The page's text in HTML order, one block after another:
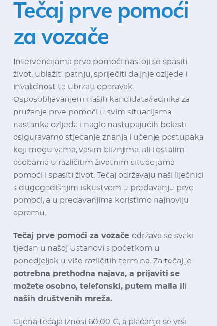
Tečaj prve pomoći
za vozače
Intervencijama prve pomoći nastoji se spasiti
život, ublažiti patnju, spriječiti daljnje ozljede i
invalidnost te ubrzati oporavak.
Osposobljavanjem naših kandidata/radnika za
pružanje prve pomoći u svim situacijama
nastanka ozljeda i naglo nastupajućih bolesti
osiguravamo stjecanje znanja i učenje postupaka
koji mogu vama, vašim bližnjima, ali i ostalim
osobama u različitim životnim situacijama
pomoći i spasiti život. Tečaj održavaju naši liječnici
s dugogodišnjim iskustvom u predavanju prve
pomoći, a u predavanjima koristimo najnoviju
opremu.
Tečaj prve pomoći za vozače održava se svaki
tjedan u našoj Ustanovi s početkom u
ponedjeljak u više različitih termina. Za tečaj je
potrebna prethodna najava, a prijaviti se
možete osobno, telefonski, putem maila ili
naših društvenih mreža.
Cijena tečaja iznosi 60,00 €, a plaćanje se vrši